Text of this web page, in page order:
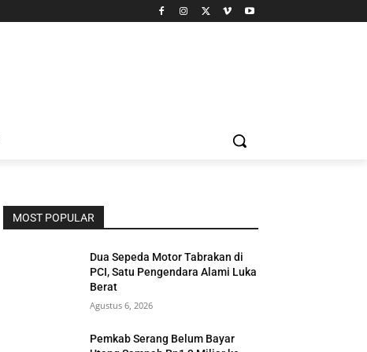
MOST POPULAR
Dua Sepeda Motor Tabrakan di
PCI, Satu Pengendara Alami Luka
Berat
Agustus 6, 2026
Pemkab Serang Belum Bayar